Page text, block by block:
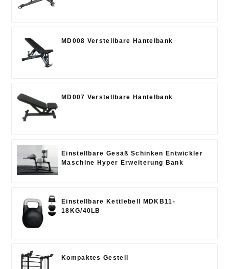
MD008 Verstellbare Hantelbank
MD007 Verstellbare Hantelbank
Einstellbare Gesäß Schinken Entwickler
Maschine Hyper Erweiterung Bank
Einstellbare Kettlebell MDKB11-
18KG/40LB
Kompaktes Gestell